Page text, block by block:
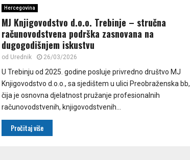
Hercegovina
MJ Knjigovodstvo d.o.o. Trebinje – stručna
računovodstvena podrška zasnovana na
dugogodišnjem iskustvu
od Urednik 26/03/2026
U Trebinju od 2025. godine posluje privredno društvo MJ
Knjigovodstvo d.o.o., sa sjedištem u ulici Preobraženska bb,
čija je osnovna djelatnost pružanje profesionalnih
računovodstvenih, knjigovodstvenih...
Pročitaj više